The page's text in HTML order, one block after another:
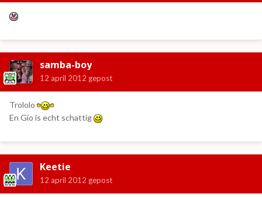
samba-boy
12 april 2012 gepost
Trololo
En Gio is echt schattig
Keetie
12 april 2012 gepost